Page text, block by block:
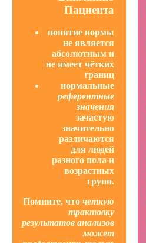
Пациента
понятие нормы
не является
абсолютным и
не имеет чётких
границ
нормальные
референтные
значения
зачастую
значительно
различаются
для людей
разного пола и
возрастных
групп.
Помните, что четкую
трактовку
результатов анализов
может